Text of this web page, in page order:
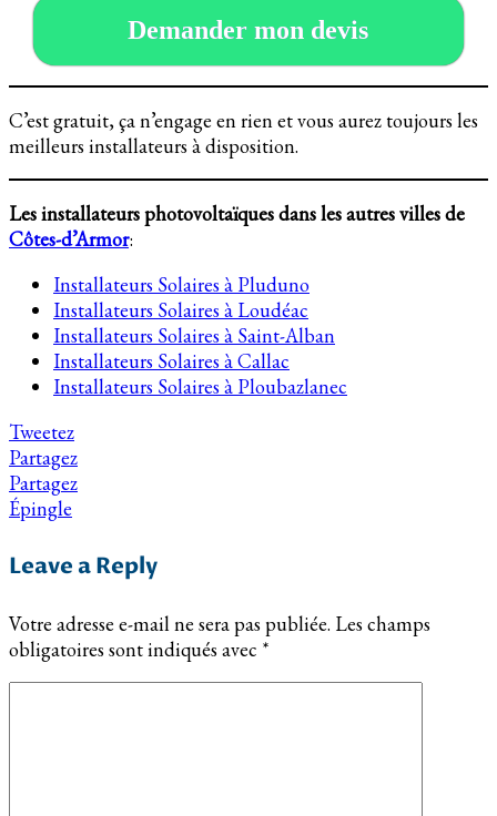
Demander mon devis
C’est gratuit, ça n’engage en rien et vous aurez toujours les
meilleurs installateurs à disposition.
Les installateurs photovoltaïques dans les autres villes de
Côtes-d’Armor:
Installateurs Solaires à Pluduno
Installateurs Solaires à Loudéac
Installateurs Solaires à Saint-Alban
Installateurs Solaires à Callac
Installateurs Solaires à Ploubazlanec
Tweetez
Partagez
Partagez
Épingle
Leave a Reply
Votre adresse e-mail ne sera pas publiée. Les champs
obligatoires sont indiqués avec *